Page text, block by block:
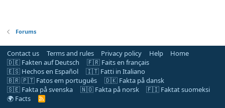
Forums
Contact us Terms and rules Privacy policy Help
Home
🇩🇪 Fakten auf Deutsch
🇫🇷 Faits en français
🇪🇸 Hechos en Español
🇮🇹 Fatti in Italiano
🇧🇷 🇵🇹 Fatos em português
🇩🇰 Fakta på dansk
🇸🇪 Fakta på svenska
🇳🇴 Fakta på norsk
🇫🇮 Faktat suomeksi
🌍 Facts
R